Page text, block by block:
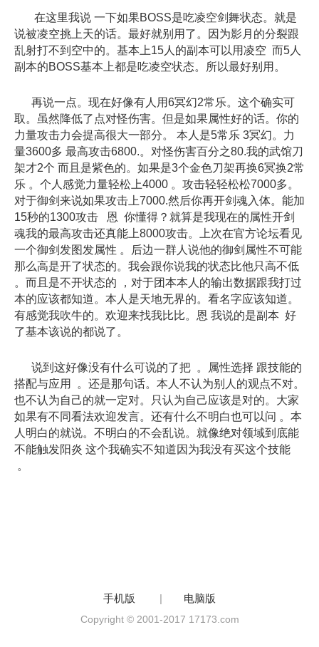
在这里我说 一下如果BOSS是吃凌空剑舞状态。就是
说被凌空挑上天的话。最好就别用了。因为影月的分裂跟
乱射打不到空中的。基本上15人的副本可以用凌空 而5人
副本的BOSS基本上都是吃凌空状态。所以最好别用。
再说一点。现在好像有人用6冥幻2常乐。这个确实可
取。虽然降低了点对怪伤害。但是如果属性好的话。你的
力量攻击力会提高很大一部分。 本人是5常乐 3冥幻。力
量3600多 最高攻击6800.。对怪伤害百分之80.我的武馆刀
架才2个 而且是紫色的。如果是3个金色刀架再换6冥换2常
乐 。个人感觉力量轻松上4000 。攻击轻轻松松7000多。
对于御剑来说如果攻击上7000.然后你再开剑魂入体。能加
15秒的1300攻击 恩 你懂得？就算是我现在的属性开剑
魂我的最高攻击还真能上8000攻击。上次在官方论坛看见
一个御剑发图发属性 。后边一群人说他的御剑属性不可能
那么高是开了状态的。我会跟你说我的状态比他只高不低
。而且是不开状态的 ，对于团本本人的输出数据跟我打过
本的应该都知道。本人是天地无界的。看名字应该知道。
有感觉我吹牛的。欢迎来找我比比。恩 我说的是副本 好
了基本该说的都说了。
说到这好像没有什么可说的了把 。属性选择 跟技能的
搭配与应用 。还是那句话。本人不认为别人的观点不对。
也不认为自己的就一定对。只认为自己应该是对的。大家
如果有不同看法欢迎发言。还有什么不明白也可以问 。本
人明白的就说。不明白的不会乱说。就像绝对领域到底能
不能触发阳炎 这个我确实不知道因为我没有买这个技能
。
手机版 | 电脑版
Copyright © 2001-2017 17173.com